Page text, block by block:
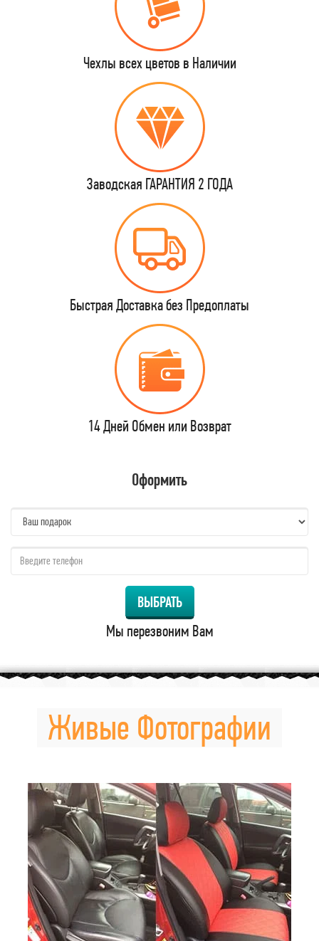
Чехлы всех цветов в Наличии
Заводская ГАРАНТИЯ 2 ГОДА
Быстрая Доставка без Предоплаты
14 Дней Обмен или Возврат
Оформить
ВЫБРАТЬ
Мы перезвоним Вам
Живые Фотографии